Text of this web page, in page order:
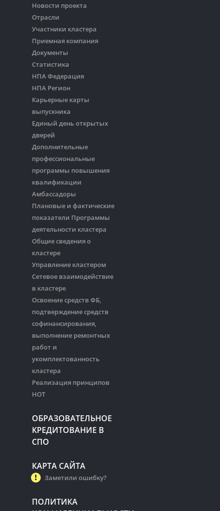
Новости проекта
Отрасли
Участники кластера
Приемная компания
Документы
Статистика
НПА Федерация
НПА Регион
Карьерные карты
выпускника
Единый день открытых
дверей
Дополнительные
профессиональные
программы повышения
квалификации
Амбассадоры
Плановые и фактические
показатели Программы
деятельности кластера
Общие сведения о
кластере
Управление кластером
Сетевое взаимодействие
в кластере
Освоение средств ФБ,
подтверждение средств
софинансирования,
выполнение ремонтных
работ и
укомплектованность
кластера
Реализация принципов
НОТ
ОБРАЗОВАТЕЛЬНОЕ
КРЕДИТОВАНИЕ В
СПО
КАРТА САЙТА
Заметили ошибку?
ПОЛИТИКА